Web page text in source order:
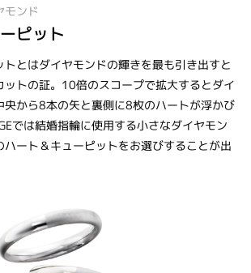
モンド
ピット
トとはダイヤモンドの輝きを最も引き出すと
ットの証。10倍のスコープで拡大するとダイ
央から8本の矢と裏側に8枚のハートが浮かび
では結婚指輪に使用する小さなダイヤモン
ハート＆キューピットをお選びすることが出